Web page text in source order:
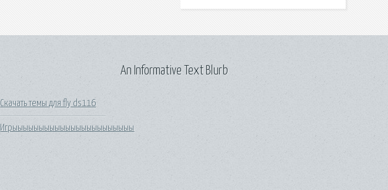
Скачать темы для fly ds116
Игрыыыыыыыыыыыыыыыыыыыыыыы
An Informative Text Blurb